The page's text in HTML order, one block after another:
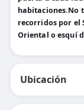
habitaciones.No
recorridos por el
Oriental o esquí
Ubicación